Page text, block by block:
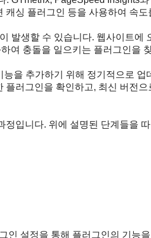
캐싱 플러그인 등을 사용하여 속도
발생할 수 있습니다. 웹사이트에
여 충돌을 일으키는 플러그인을
을 추가하기 위해 정기적으로 업
플러그인을 확인하고, 최신 버전으
정입니다. 위에 설명된 단계들을
인 설정을 통해 플러그인의 기능